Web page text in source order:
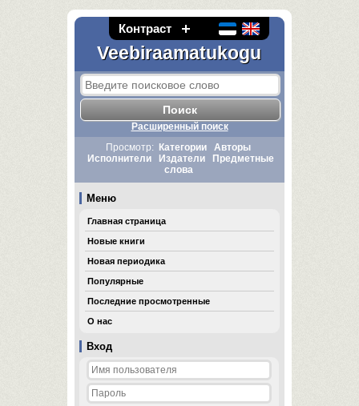
Контраст
Veebiraamatukogu
Вход
Расширенный поиск
Просмотр:
Категории
Авторы
Исполнители
Издатели
Предметные
слова
Меню
Главная страница
Новые книги
Новая периодика
Популярные
Последние просмотренные
О нас